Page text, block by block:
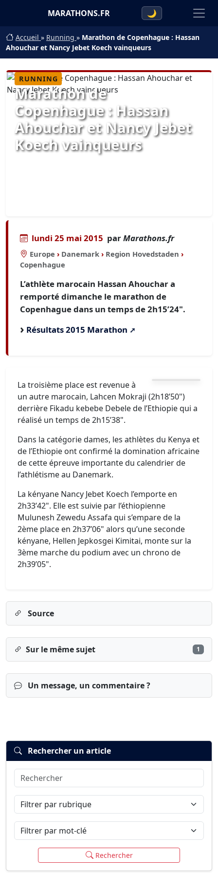
MARATHONS.FR 🌙
Accueil » Running » Marathon de Copenhague : Hassan
Ahouchar et Nancy Jebet Koech vainqueurs
RUNNING
Marathon de
Copenhague : Hassan
Ahouchar et Nancy Jebet
Koech vainqueurs
lundi 25 mai 2015 parMarathons.fr
Europe › Danemark › Region Hovedstaden ›
Copenhague
L’athlète marocain Hassan Ahouchar a
remporté dimanche le marathon de
Copenhague dans un temps de 2h15’24".
Résultats 2015 Marathon
La troisième place est revenue à
un autre marocain, Lahcen Mokraji (2h18’50")
derrière Fikadu kebebe Debele de l’Ethiopie qui a
réalisé un temps de 2h15’38".
Dans la catégorie dames, les athlètes du Kenya et
de l’Ethiopie ont confirmé la domination africaine
de cette épreuve importante du calendrier de
l’athlétisme au Danemark.
La kényane Nancy Jebet Koech l’emporte en
2h33’42". Elle est suivie par l’éthiopienne
Mulunesh Zewedu Assafa qui s’empare de la
2ème place en 2h37’06" alors qu’une seconde
kényane, Hellen Jepkosgei Kimitai, monte sur la
3ème marche du podium avec un chrono de
2h39’05".
Source
Sur le même sujet 1
Un message, un commentaire ?
Connexion
Rechercher un article
Rechercher
Filtrer par rubrique
Filtrer par mot-clé
Rechercher